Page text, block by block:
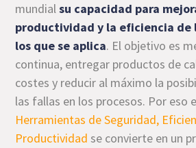
mundialsu capacidad para
productividad y la eficiencia de
los que se aplica. El objetivo es
continua, entregar productos de
costes y reducir al máximo la
las fallas en los procesos. Por eso
Herramientas de Seguridad,
Productividad se convierte en un